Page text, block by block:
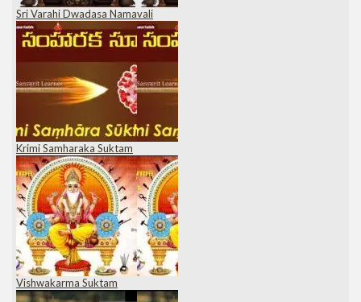
Sri Varahi Dwadasa Namavali
Krimi Samharaka Suktam
Vishwakarma Suktam